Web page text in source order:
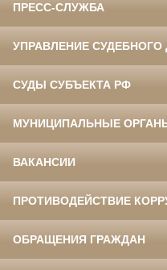
ПРЕСС-СЛУЖБА
УПРАВЛЕНИЕ СУДЕБНОГО
СУДЫ СУБЪЕКТА РФ
МУНИЦИПАЛЬНЫЕ
ВАКАНСИИ
ПРОТИВОДЕЙСТВИЕ
ОБРАЩЕНИЯ ГРАЖДАН